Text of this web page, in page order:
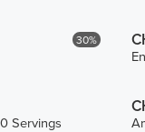
30%
Servings